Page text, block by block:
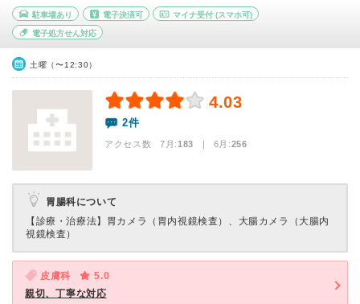
駐車場あり 電子決済可 マイナ受付 (スマホ可)
電子処方せん対応
土曜（〜12:30）
4.03
2件
アクセス数 7月:183 | 6月:256
胃腸科について
【診療・治療法】 胃カメラ（胃内視鏡検査）、大腸カメラ（大腸内
視鏡検査）
皮膚科
5.0
親切、丁寧な対応